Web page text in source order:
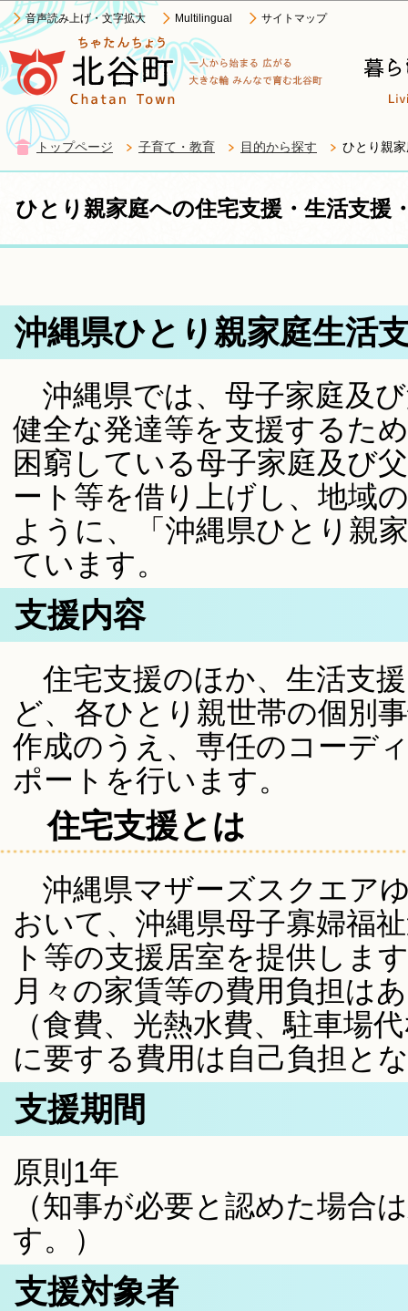
音声読み上げ・文字拡大 Multilingual サイトマップ
トップページ 子育て・教育 目的から探す ひとり親
ひとり親家庭への住宅支援・生活支援
沖縄県ひとり親家庭生活
沖縄県では、母子家庭及
健全な発達等を支援するた
困窮している母子家庭及び
ート等を借り上げし、地域
ように、「沖縄県ひとり親
ています。
支援内容
住宅支援のほか、生活支
ど、各ひとり親世帯の個別
作成のうえ、専任のコーデ
ポートを行います。
住宅支援とは
沖縄県マザーズスクエア
おいて、沖縄県母子寡婦福
ト等の支援居室を提供しま
月々の家賃等の費用負担は
（食費、光熱水費、駐車場
に要する費用は自己負担と
支援期間
原則1年
（知事が必要と認めた場合
す。）
支援対象者